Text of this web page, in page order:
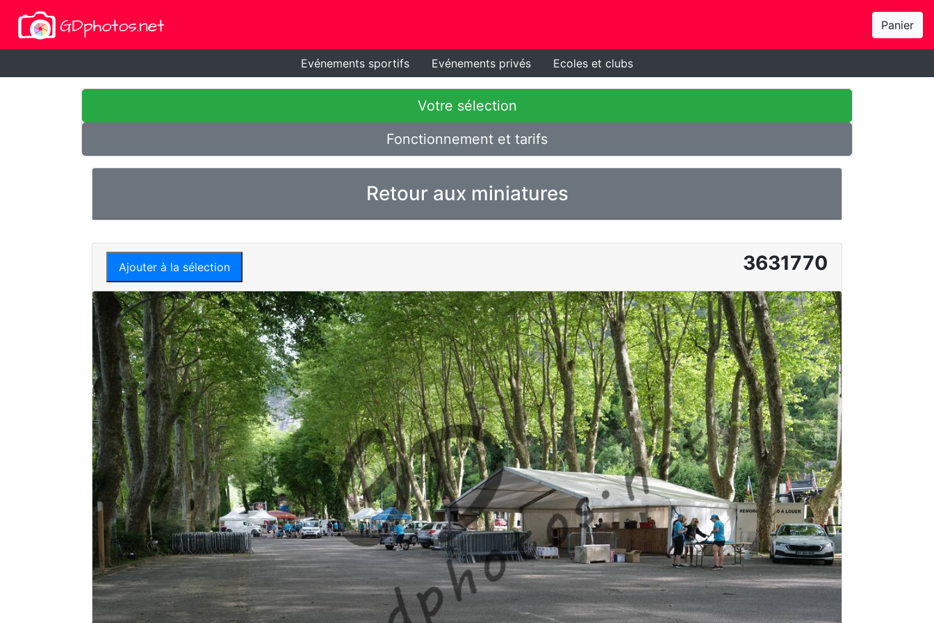
Panier
Evénements sportifs Evénements privés Ecoles et clubs
Votre sélection
Fonctionnement et tarifs
Retour aux miniatures
Ajouter à la sélection 3631770